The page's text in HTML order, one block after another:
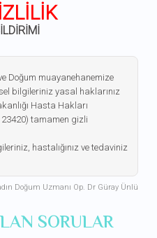
Doğum muayanehanemize
bilgileriniz yasal haklarınız
Hasta Hakları
23420) tamamen gizli
hastalığınız ve tedaviniz
Doğum Uzmanı Op. Dr Güray Ünlü
SORULAR